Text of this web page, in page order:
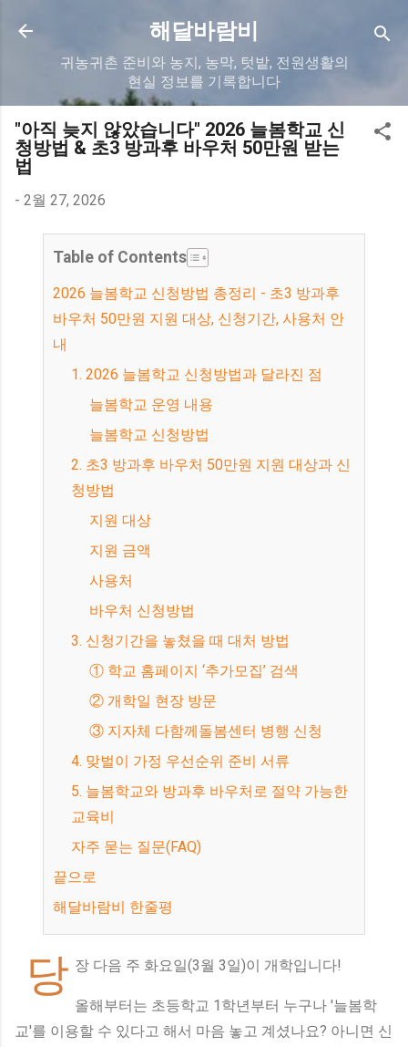
기본 콘텐츠로 건너뛰기
해달바람비
귀농귀촌 준비와 농지, 농막, 텃밭, 전원생활의
현실 정보를 기록합니다
"아직 늦지 않았습니다" 2026 늘봄학교 신
청방법 & 초3 방과후 바우처 50만원 받는
법
- 2월 27, 2026
Table of Contents
2026 늘봄학교 신청방법 총정리 - 초3 방과후
바우처 50만원 지원 대상, 신청기간, 사용처 안
내
1. 2026 늘봄학교 신청방법과 달라진 점
늘봄학교 운영 내용
늘봄학교 신청방법
2. 초3 방과후 바우처 50만원 지원 대상과 신
청방법
지원 대상
지원 금액
사용처
바우처 신청방법
3. 신청기간을 놓쳤을 때 대처 방법
① 학교 홈페이지 ‘추가모집’ 검색
② 개학일 현장 방문
③ 지자체 다함께돌봄센터 병행 신청
4. 맞벌이 가정 우선순위 준비 서류
5. 늘봄학교와 방과후 바우처로 절약 가능한
교육비
자주 묻는 질문(FAQ)
끝으로
해달바람비 한줄평
당 장 다음 주 화요일(3월 3일)이 개학입니다!
올해부터는 초등학교 1학년부터 누구나 '늘봄학
교'를 이용할 수 있다고 해서 마음 놓고 계셨나요? 아니면 신